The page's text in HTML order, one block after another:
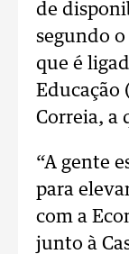
de
segundo
que é
Educação
Correia, a
“A gente
para
com a
junto à